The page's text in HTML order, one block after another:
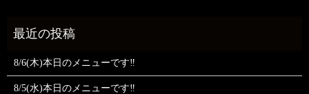
8/6(木)本日のメニューです‼️
8/5(水)本日のメニューです‼️